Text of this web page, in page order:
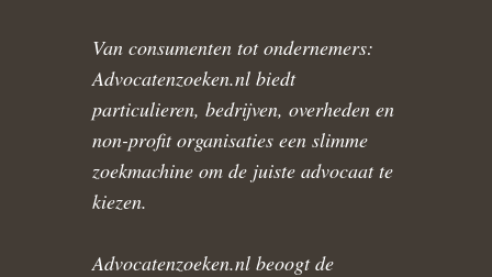
Van consumenten tot ondernemers:
Advocatenzoeken.nl biedt
particulieren, bedrijven, overheden en
non-profit organisaties een slimme
zoekmachine om de juiste advocaat te
kiezen.
Advocatenzoeken.nl beoogt de